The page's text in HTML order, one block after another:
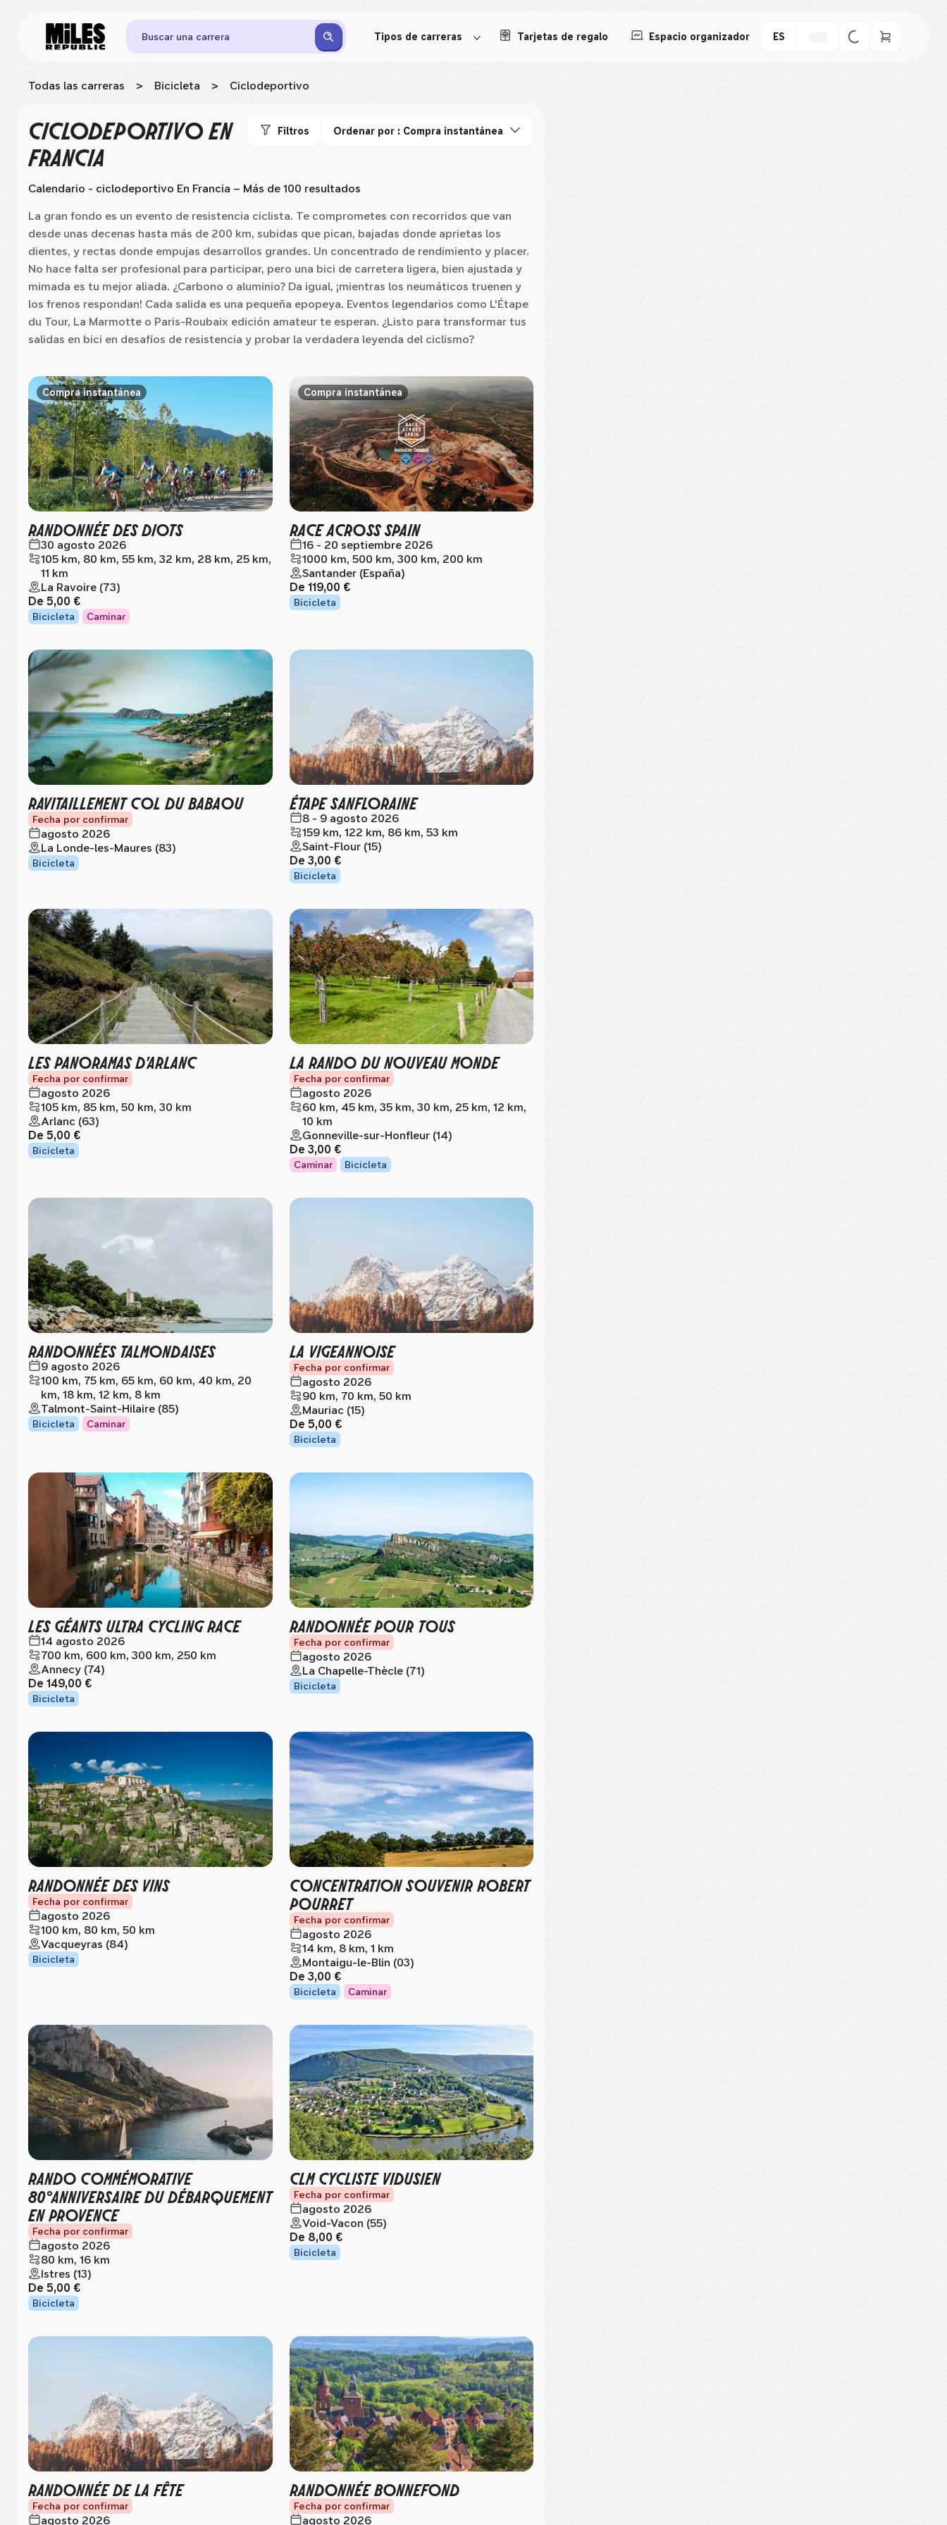
Buscar una carrera Tipos de carreras Tarjetas de regalo Espacio organizador ES
Todas las carreras > Bicicleta > Ciclodeportivo
CICLODEPORTIVOEN
FRANCIA
Filtros Ordenar por : Compra instantánea
Calendario - ciclodeportivo En Francia – Más de 100 resultados
La gran fondo es un evento de resistencia ciclista. Te comprometes con recorridos que van
desde unas decenas hasta más de 200 km, subidas que pican, bajadas donde aprietas los
dientes, y rectas donde empujas desarrollos grandes. Un concentrado de rendimiento y placer.
No hace falta ser profesional para participar, pero una bici de carretera ligera, bien ajustada y
mimada es tu mejor aliada. ¿Carbono o aluminio? Da igual, ¡mientras los neumáticos truenen y
los frenos respondan! Cada salida es una pequeña epopeya. Eventos legendarios como L'Étape
du Tour, La Marmotte o Paris-Roubaix edición amateur te esperan. ¿Listo para transformar tus
salidas en bici en desafíos de resistencia y probar la verdadera leyenda del ciclismo?
Compra instantánea
RANDONNÉE DES DIOTS
30 agosto 2026
105 km, 80 km, 55 km, 32 km, 28 km, 25 km,
11 km
La Ravoire (73)
De 5,00 €
Bicicleta Caminar
Compra instantánea
RACE ACROSS SPAIN
16 - 20 septiembre 2026
1000 km, 500 km, 300 km, 200 km
Santander (España)
De 119,00 €
Bicicleta
RAVITAILLEMENT COL DU BABAOU
Fecha por confirmar
agosto 2026
La Londe-les-Maures (83)
Bicicleta
ÉTAPE SANFLORAINE
8 - 9 agosto 2026
159 km, 122 km, 86 km, 53 km
Saint-Flour (15)
De 3,00 €
Bicicleta
LES PANORAMAS D'ARLANC
Fecha por confirmar
agosto 2026
105 km, 85 km, 50 km, 30 km
Arlanc (63)
De 5,00 €
Bicicleta
LA RANDO DU NOUVEAU MONDE
Fecha por confirmar
agosto 2026
60 km, 45 km, 35 km, 30 km, 25 km, 12 km,
10 km
Gonneville-sur-Honfleur (14)
De 3,00 €
Caminar Bicicleta
RANDONNÉES TALMONDAISES
9 agosto 2026
100 km, 75 km, 65 km, 60 km, 40 km, 20
km, 18 km, 12 km, 8 km
Talmont-Saint-Hilaire (85)
Bicicleta Caminar
LA VIGEANNOISE
Fecha por confirmar
agosto 2026
90 km, 70 km, 50 km
Mauriac (15)
De 5,00 €
Bicicleta
LES GÉANTS ULTRA CYCLING RACE
14 agosto 2026
700 km, 600 km, 300 km, 250 km
Annecy (74)
De 149,00 €
Bicicleta
RANDONNÉE POUR TOUS
Fecha por confirmar
agosto 2026
La Chapelle-Thècle (71)
Bicicleta
RANDONNÉE DES VINS
Fecha por confirmar
agosto 2026
100 km, 80 km, 50 km
Vacqueyras (84)
Bicicleta
CONCENTRATION SOUVENIR ROBERT
POURRET
Fecha por confirmar
agosto 2026
14 km, 8 km, 1 km
Montaigu-le-Blin (03)
De 3,00 €
Bicicleta Caminar
RANDO COMMÉMORATIVE
80°ANNIVERSAIRE DU DÉBARQUEMENT
EN PROVENCE
Fecha por confirmar
agosto 2026
80 km, 16 km
Istres (13)
De 5,00 €
Bicicleta
CLM CYCLISTE VIDUSIEN
Fecha por confirmar
agosto 2026
Void-Vacon (55)
De 8,00 €
Bicicleta
RANDONNÉE DE LA FÊTE
Fecha por confirmar
agosto 2026
RANDONNÉE BONNEFOND
Fecha por confirmar
agosto 2026